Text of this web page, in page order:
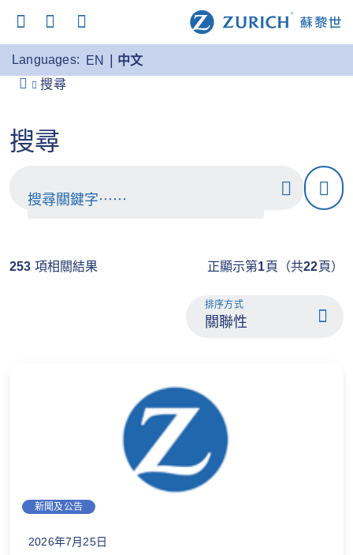
Languages: EN
中文
搜尋
搜尋
253 項相關結果 正顯示第1頁（共22頁）
排序方式
關聯性
新聞及公告
2026年7月25日